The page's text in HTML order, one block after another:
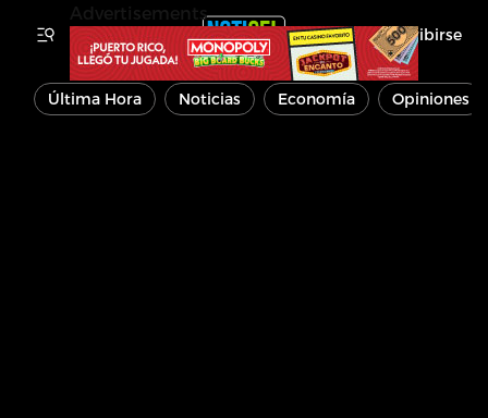
Inscribirse
Última Hora Noticias Economía Opiniones
Advertisements